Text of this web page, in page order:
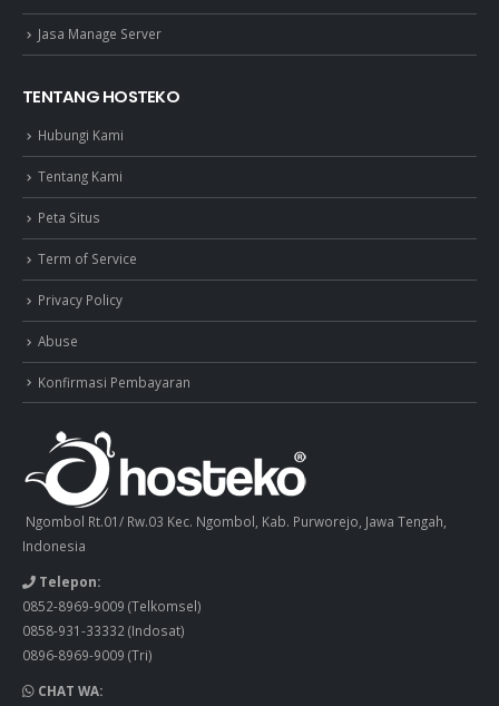
Jasa Manage Server
TENTANG HOSTEKO
Hubungi Kami
Tentang Kami
Peta Situs
Term of Service
Privacy Policy
Abuse
Konfirmasi Pembayaran
Ngombol Rt.01/ Rw.03 Kec. Ngombol, Kab. Purworejo, Jawa Tengah,
Indonesia
Telepon:
0852-8969-9009 (Telkomsel)
0858-931-33332(Indosat)
0896-8969-9009 (Tri)
CHAT WA: